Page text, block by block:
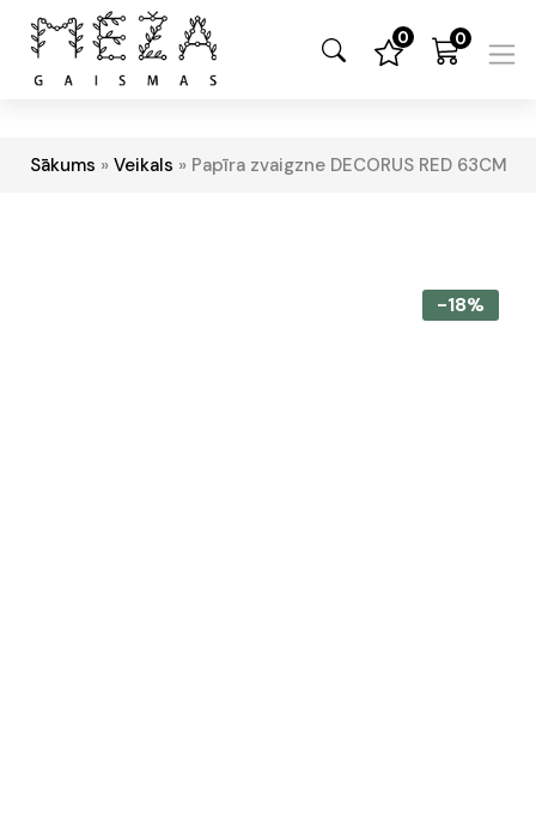
0 0
Sākums » Veikals » Papīra zvaigzne DECORUS RED 63CM
-18%